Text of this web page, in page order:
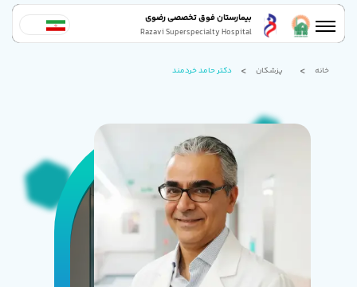
بیمارستان فوق تخصصی رضوی
Razavi Superspecialty Hospital
خانه پزشکان دکتر حامد خردمند